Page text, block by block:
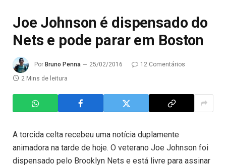
Joe Johnson é dispensado do
Nets e pode parar em Boston
Por Bruno Penna 25/02/2016
12 Comentários
2 Mins de leitura
A torcida celta recebeu uma notícia duplamente
animadora na tarde de hoje. O veterano Joe Johnson foi
dispensado pelo Brooklyn Nets e está livre para assinar